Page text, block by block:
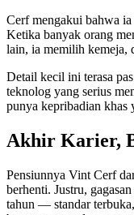
Cerf mengakui bahwa
Ketika banyak orang
lain, ia memilih kemeja,
Detail kecil ini terasa
teknolog yang serius
punya kepribadian khas
Akhir Karier,
Pensiunnya Vint Cerf
berhenti. Justru,
tahun — standar